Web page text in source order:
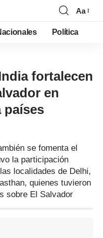
Aa
Política
fortalecen
en
países
se fomenta el
la participación
localidades de Delhi,
quienes tuvieron
sobre El Salvador